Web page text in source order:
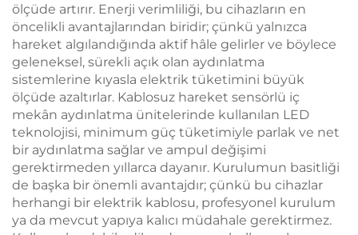
ölçüde artırır. Enerji verimliliği, bu cihazların en
öncelikli avantajlarından biridir; çünkü yalnızca
hareket algılandığında aktif hâle gelirler ve böylece
geleneksel, sürekli açık olan aydınlatma
sistemlerine kıyasla elektrik tüketimini büyük
ölçüde azaltırlar. Kablosuz hareket sensörlü iç
mekân aydınlatma ünitelerinde kullanılan LED
teknolojisi, minimum güç tüketimiyle parlak ve net
bir aydınlatma sağlar ve ampul değişimi
gerektirmeden yıllarca dayanır. Kurulumun basitliği
de başka bir önemli avantajdır; çünkü bu cihazlar
herhangi bir elektrik kablosu, profesyonel kurulum
ya da mevcut yapıya kalıcı müdahale gerektirmez.